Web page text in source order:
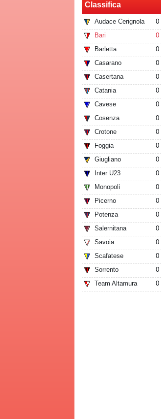
Classifica
Audace Cerignola
0
Bari
0
Barletta
0
Casarano
0
Casertana
0
Catania
0
Cavese
0
Cosenza
0
Crotone
0
Foggia
0
Giugliano
0
Inter U23
0
Monopoli
0
Picerno
0
Potenza
0
Salernitana
0
Savoia
0
Scafatese
0
Sorrento
0
Team Altamura
0